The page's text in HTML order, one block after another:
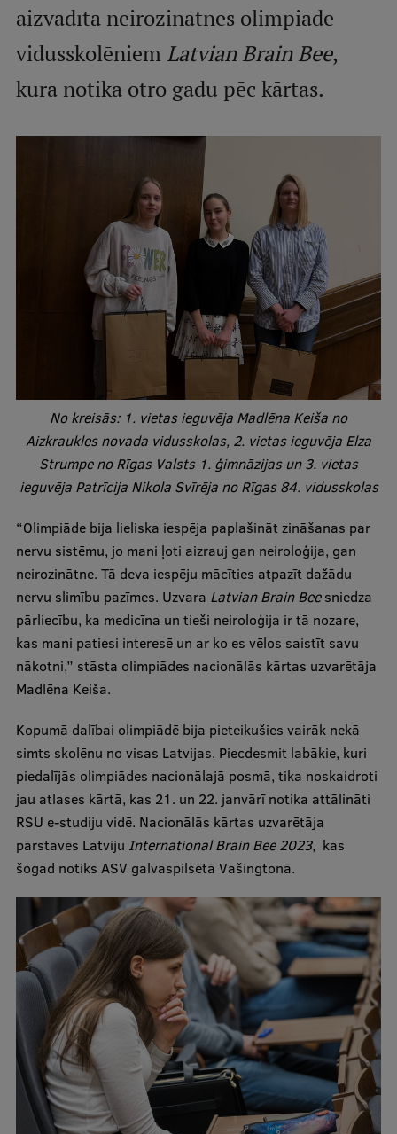
Par RSU
Studentu dzīve
Mūsu cilvēki
Stratēģija
Struktūra
Vēsture un tradīcijas
RSU fonds
Aula
Muzeji un ekspozīcijas
Projekti
Virtuālā tūre
Ilgtspējīga attīstība
Studiju un vides pieejamība
Dati par 2025. gadu
Suvenīri un grāmatas
Mūžizglītība
Ētikas un līdztiesības mācības
Atvērtā universitāte
Sagatavošanas kursi
Profesionālās pilnveides kursi
ESF kvalifikācijas celšanas kursi
Pedagoģiskās izaugsmes centrs
Kvalifikācijas atbilstības pārbaude
aizvadīta neirozinātnes olimpiāde
vidusskolēniem Latvian Brain Bee,
kura notika otro gadu pēc kārtas.
No kreisās: 1. vietas ieguvēja Madlēna Keiša no
Aizkraukles novada vidusskolas, 2. vietas ieguvēja Elza
Strumpe no Rīgas Valsts 1. ģimnāzijas un 3. vietas
ieguvēja Patrīcija Nikola Svīrēja no Rīgas 84. vidusskolas
“Olimpiāde bija lieliska iespēja paplašināt zināšanas par
nervu sistēmu, jo mani ļoti aizrauj gan neiroloģija, gan
neirozinātne. Tā deva iespēju mācīties atpazīt dažādu
nervu slimību pazīmes. Uzvara Latvian Brain Beesniedza
pārliecību, ka medicīna un tieši neiroloģija ir tā nozare,
kas mani patiesi interesē un ar ko es vēlos saistīt savu
nākotni,” stāsta olimpiādes nacionālās kārtas uzvarētāja
Madlēna Keiša.
Kopumā dalībai olimpiādē bija pieteikušies vairāk nekā
simts skolēnu no visas Latvijas. Piecdesmit labākie, kuri
piedalījās olimpiādes nacionālajā posmā, tika noskaidroti
jau atlases kārtā, kas 21. un 22. janvārī notika attālināti
RSU e-studiju vidē. Nacionālās kārtas uzvarētāja
pārstāvēs Latviju International Brain Bee 2023, kas
šogad notiks ASV galvaspilsētā Vašingtonā.